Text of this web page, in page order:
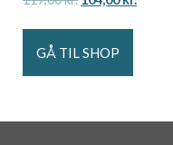
GÅ TIL SHOP